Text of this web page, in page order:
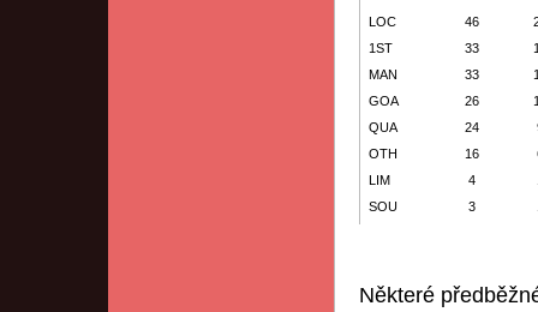
LOC
46
1ST
33
MAN
33
GOA
26
QUA
24
OTH
16
LIM
4
SOU
3
Některé